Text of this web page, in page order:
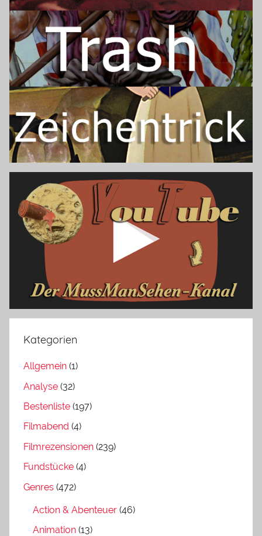
Kategorien
Allgemein (1)
Analyse (32)
Bestenliste (197)
Filmabend (4)
Filmrezensionen (239)
Fundstücke (4)
Genres (472)
Action & Abenteuer (46)
Animation (13)